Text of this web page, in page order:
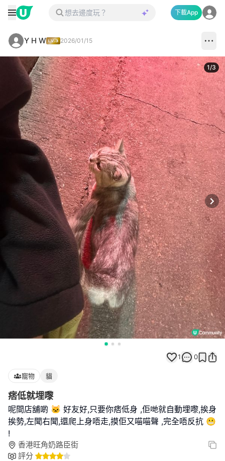
下載App
Y H W 2026/01/15
1/3
1 0
寵物 貓
痞低就埋嚟
呢間店舖啲 🐱 好友好,只要你痞低身 ,佢哋就自動埋嚟,挨身
挨勢,左聞右聞,還爬上身唔走,摸佢又喵喵聲 ,完全唔反抗 😬
!
香港旺角奶路臣街
評分